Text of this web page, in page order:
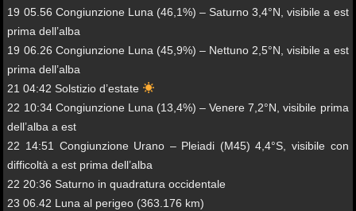
19 05.56 Congiunzione Luna (46,1%) – Saturno 3,4°N, visibile a est
prima dell’alba
19 06.26 Congiunzione Luna (45,9%) – Nettuno 2,5°N, visibile a est
prima dell’alba
21 04:42 Solstizio d’estate
22 10:34 Congiunzione Luna (13,4%) – Venere 7,2°N, visibile prima
dell’alba a est
22 14:51 Congiunzione Urano – Pleiadi (M45) 4,4°S, visibile con
difficoltà a est prima dell’alba
22 20:36 Saturno in quadratura occidentale
23 06.42 Luna al perigeo (363.176 km)